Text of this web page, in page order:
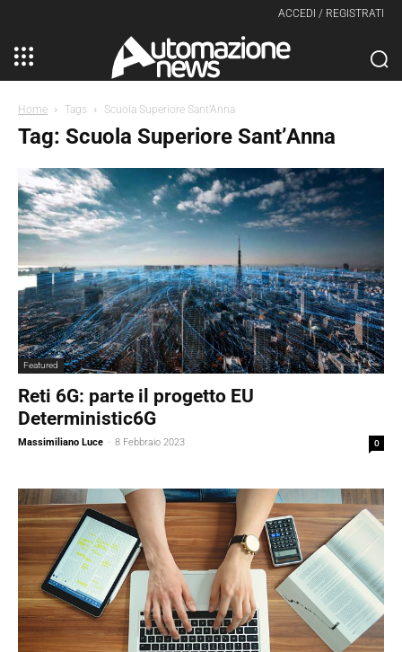
ACCEDI / REGISTRATI
Home Tags Scuola Superiore Sant’Anna
Tag: Scuola Superiore Sant’Anna
Featured
Reti 6G: parte il progetto EU
Deterministic6G
Massimiliano Luce - 8 Febbraio 2023 0